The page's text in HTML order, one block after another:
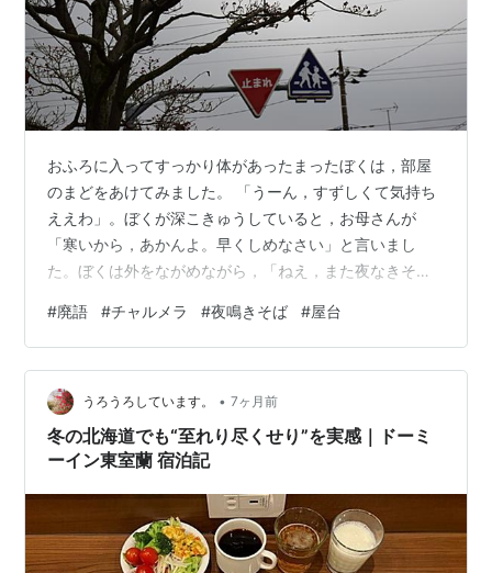
おふろに入ってすっかり体があったまったぼくは，部屋
のまどをあけてみました。 「うーん，すずしくて気持ち
ええわ」。ぼくが深こきゅうしていると，お母さんが
「寒いから，あかんよ。早くしめなさい」と言いまし
た。ぼくは外をながめながら，「ねえ，また夜なきそば
「さあ…」と言いました。ぼくがまどをしめると，まど
ガラスの内がわにはつゆがいっぱいついて白くくもって
いたので，表のけしきはよく見えなくなりました。 夜な
きそばのおじさんをはじめて見たのは，この前の土よう
日の夜，お父さんが車からにもつを出すのについていっ
たときでした。それまでも何度か夜にふえの音を聞い
#廃語 #チャルメラ #夜鳴きそば #屋台
うろうろしています。 • 7ヶ月前
冬の北海道でも“至れり尽くせり”を実感｜ドーミ
ーイン東室蘭 宿泊記